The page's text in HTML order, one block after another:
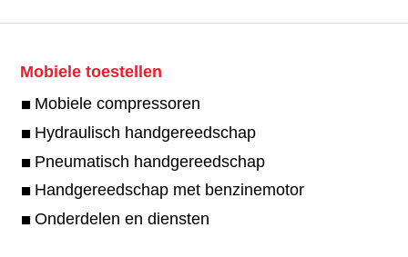
Mobiele toestellen
Mobiele compressoren
Hydraulisch handgereedschap
Pneumatisch handgereedschap
Handgereedschap met benzinemotor
Onderdelen en diensten